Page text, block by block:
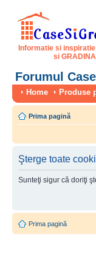
Informatie si
si
Forumul
Home Produse
Prima pagină
Şterge toate
Sunteţi sigur că doriţi
Prima pagină